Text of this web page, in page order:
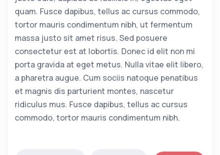
quam. Fusce dapibus, tellus ac cursus commodo,
tortor mauris condimentum nibh, ut fermentum
massa justo sit amet risus. Sed posuere
consectetur est at lobortis. Donec id elit non mi
porta gravida at eget metus. Nulla vitae elit libero,
a pharetra augue. Cum sociis natoque penatibus
et magnis dis parturient montes, nascetur
ridiculus mus. Fusce dapibus, tellus ac cursus
commodo, tortor mauris condimentum nibh.